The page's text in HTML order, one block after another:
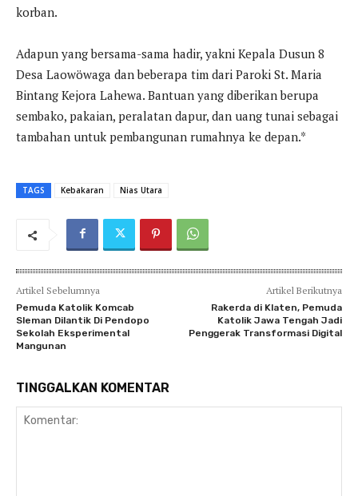
korban.
Adapun yang bersama-sama hadir, yakni Kepala Dusun 8
Desa Laowöwaga dan beberapa tim dari Paroki St. Maria
Bintang Kejora Lahewa. Bantuan yang diberikan berupa
sembako, pakaian, peralatan dapur, dan uang tunai sebagai
tambahan untuk pembangunan rumahnya ke depan.*
TAGS Kebakaran Nias Utara
Artikel Sebelumnya
Pemuda Katolik Komcab
Sleman Dilantik Di Pendopo
Sekolah Eksperimental
Mangunan
Artikel Berikutnya
Rakerda di Klaten, Pemuda
Katolik Jawa Tengah Jadi
Penggerak Transformasi Digital
TINGGALKAN KOMENTAR